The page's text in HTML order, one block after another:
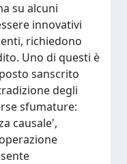
su alcuni
innovativi
richiedono
Uno di questi è
sanscrito
degli
sfumature:
causale',